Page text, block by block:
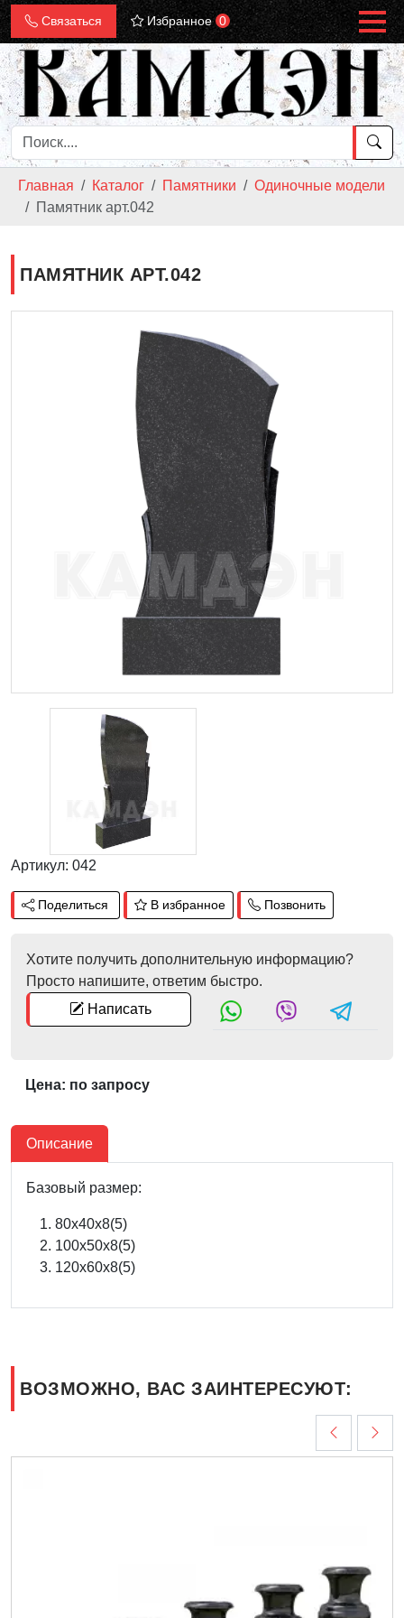
Связаться Избранное 0
Главная Каталог Памятники
Одиночные модели
Памятник арт.042
ПАМЯТНИК АРТ.042
Артикул: 042
Поделиться В избранное Позвонить
Хотите получить дополнительную информацию?
Просто напишите, ответим быстро.
Написать
Цена: по запросу
Описание
Базовый размер:
80х40х8(5)
100х50х8(5)
120х60х8(5)
ВОЗМОЖНО, ВАС ЗАИНТЕРЕСУЮТ: